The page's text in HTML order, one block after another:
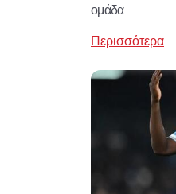
ομάδα
Περισσότερα